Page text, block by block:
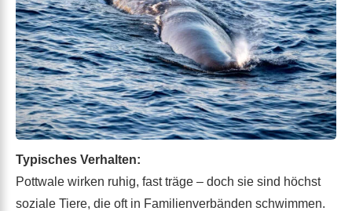
Typisches Verhalten:
Pottwale wirken ruhig, fast träge – doch sie sind höchst
soziale Tiere, die oft in Familienverbänden schwimmen.